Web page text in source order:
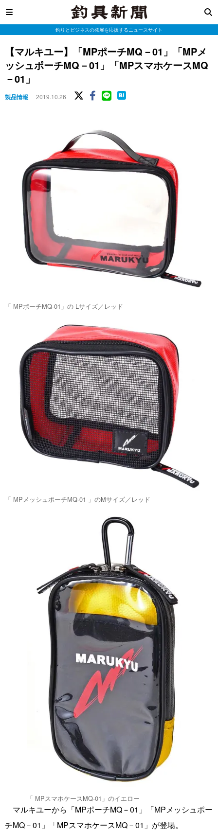
釣りとビジネスの発展を応援するニュースサイト
【マルキユー】「MPポーチMQ－01」「MPメ
ッシュポーチMQ－01」「MPスマホケースMQ
－01」
製品情報 2019.10.26
「 MPポーチMQ-01」の Lサイズ／レッド
「 MPメッシュポーチMQ-01 」のMサイズ／レッド
「 MPスマホケースMQ-01」のイエロー
マルキユーから「MPポーチMQ－01」「MPメッシュポー
チMQ－01」「MPスマホケースMQ－01」が登場。